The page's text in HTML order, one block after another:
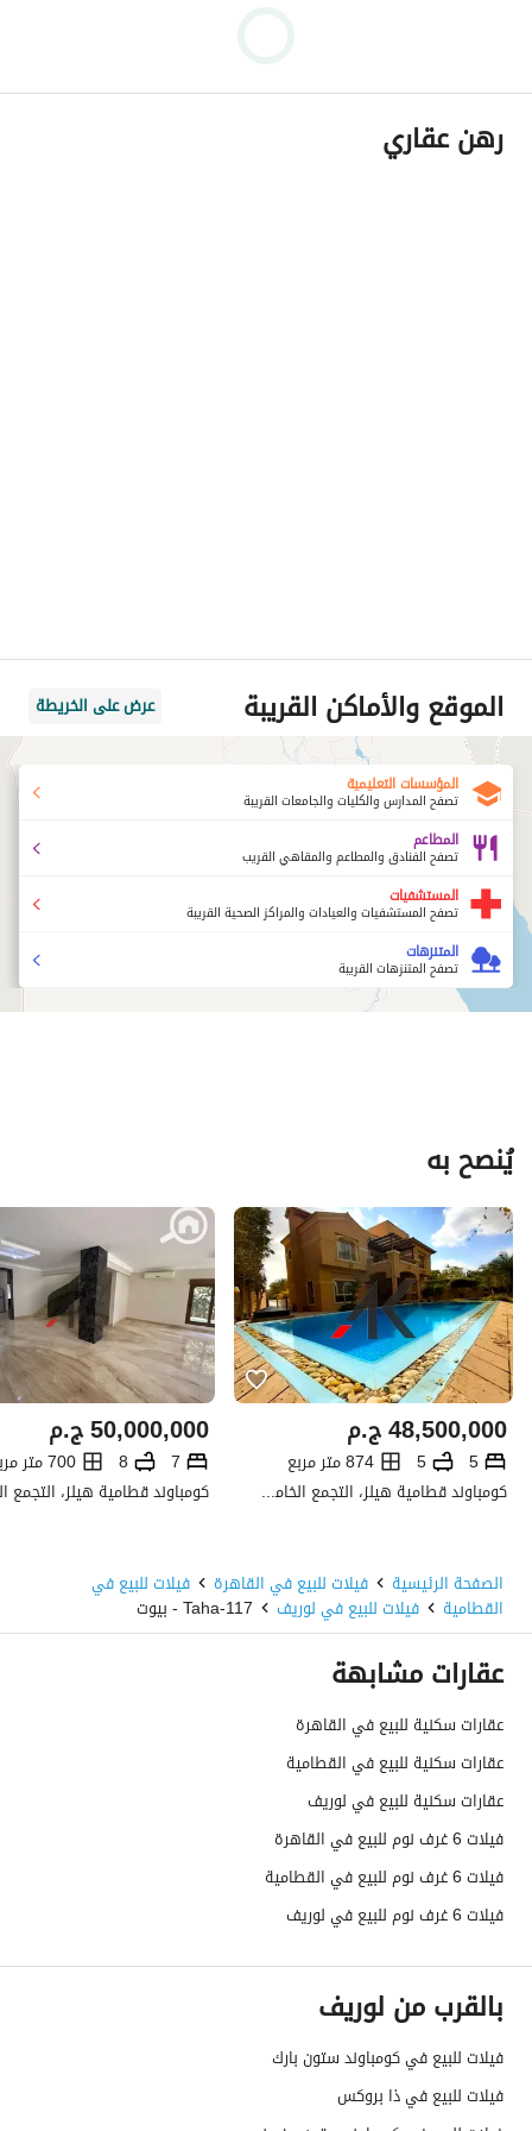
رهن عقاري
الموقع والأماكن القريبة عرض على الخريطة
المؤسسات التعليمية
تصفح المدارس والكليات والجامعات القريبة
المطاعم
تصفح الفنادق والمطاعم والمقاهي القريب
المستشفيات
تصفح المستشفيات والعيادات والمراكز الصحية القريبة
المتنزهات
تصفح المتنزهات القريبة
يُنصح به
ج.م48,500,000
5
5
874 متر مربع
كومباوند قطامية هيلز، التجمع الخامس، القاهرة الجديدة، القاهرة
ج.م50,000,000
7
8 700 متر مربع
الصفحة الرئيسية فيلات للبيع في القاهرة فيلات للبيع في
القطامية فيلات للبيع في لوريف Taha-117 - بيوت
عقارات مشابهة
عقارات سكنية للبيع في القاهرة
عقارات سكنية للبيع في القطامية
عقارات سكنية للبيع في لوريف
فيلات 6 غرف نوم للبيع في القاهرة
فيلات 6 غرف نوم للبيع في القطامية
فيلات 6 غرف نوم للبيع في لوريف
بالقرب من لوريف
فيلات للبيع في كومباوند ستون بارك
فيلات للبيع في ذا بروكس